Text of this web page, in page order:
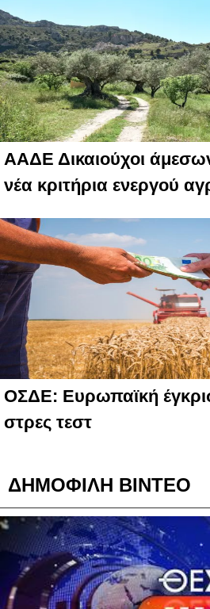
ΑΑΔΕ Δικαιούχοι
νέα κριτήρια ενεργού
ΟΣΔΕ: Ευρωπαϊκή
στρες τεστ
ΔΗΜΟΦΙΛΗ ΒΙΝΤΕΟ